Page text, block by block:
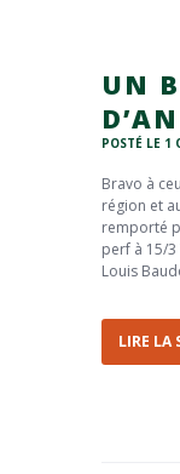
UN
POSTÉ LE 1
Bravo à
région et
remporté
perf à 15/
Louis
LIRE LA